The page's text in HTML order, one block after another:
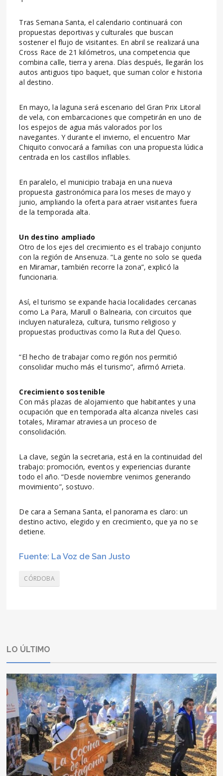
Tras Semana Santa, el calendario continuará con
propuestas deportivas y culturales que buscan
sostener el flujo de visitantes. En abril se realizará una
Cross Race de 21 kilómetros, una competencia que
combina calle, tierra y arena. Días después, llegarán los
autos antiguos tipo baquet, que suman color e historia
al destino.
En mayo, la laguna será escenario del Gran Prix Litoral
de vela, con embarcaciones que competirán en uno de
los espejos de agua más valorados por los
navegantes. Y durante el invierno, el encuentro Mar
Chiquito convocará a familias con una propuesta lúdica
centrada en los castillos inflables.
En paralelo, el municipio trabaja en una nueva
propuesta gastronómica para los meses de mayo y
junio, ampliando la oferta para atraer visitantes fuera
de la temporada alta.
Un destino ampliado
Otro de los ejes del crecimiento es el trabajo conjunto
con la región de Ansenuza. “La gente no solo se queda
en Miramar, también recorre la zona”, explicó la
funcionaria.
Así, el turismo se expande hacia localidades cercanas
como La Para, Marull o Balnearia, con circuitos que
incluyen naturaleza, cultura, turismo religioso y
propuestas productivas como la Ruta del Queso.
“El hecho de trabajar como región nos permitió
consolidar mucho más el turismo”, afirmó Arrieta.
Crecimiento sostenible
Con más plazas de alojamiento que habitantes y una
ocupación que en temporada alta alcanza niveles casi
totales, Miramar atraviesa un proceso de
consolidación.
La clave, según la secretaria, está en la continuidad del
trabajo: promoción, eventos y experiencias durante
todo el año. “Desde noviembre venimos generando
movimiento”, sostuvo.
De cara a Semana Santa, el panorama es claro: un
destino activo, elegido y en crecimiento, que ya no se
detiene.
Fuente: La Voz de San Justo
CÓRDOBA
LO ÚLTIMO